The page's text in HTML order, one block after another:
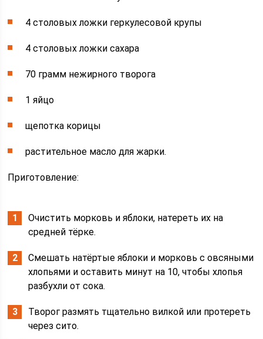
4 столовых ложки геркулесовой крупы
4 столовых ложки сахара
70 грамм нежирного творога
1 яйцо
щепотка корицы
растительное масло для жарки.
Приготовление:
Очистить морковь и яблоки, натереть их на
средней тёрке.
Смешать натёртые яблоки и морковь с овсяными
хлопьями и оставить минут на 10, чтобы хлопья
разбухли от сока.
Творог размять тщательно вилкой или протереть
через сито.